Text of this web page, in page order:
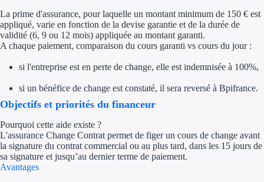
Aides Fiscales et
Exonération
Prêts publics
La prime d'assurance, pour laquelle un montant minimum de 150 € est
appliqué, varie en fonction de la devise garantie et de la durée de
validité (6, 9 ou 12 mois) appliquée au montant garanti.
A chaque paiement, comparaison du cours garanti vs cours du jour :​
si l'entreprise est en perte de change, elle est indemnisée à 100%,
si un bénéfice de change est constaté, il sera reversé à Bpifrance. ​
Objectifs et priorités du financeur
Pourquoi cette aide existe ?
L'assurance Change Contrat permet de figer un cours de change avant
la signature du contrat commercial ou au plus tard, dans les 15 jours de
sa signature et jusqu’au dernier terme de paiement​.
Avantages